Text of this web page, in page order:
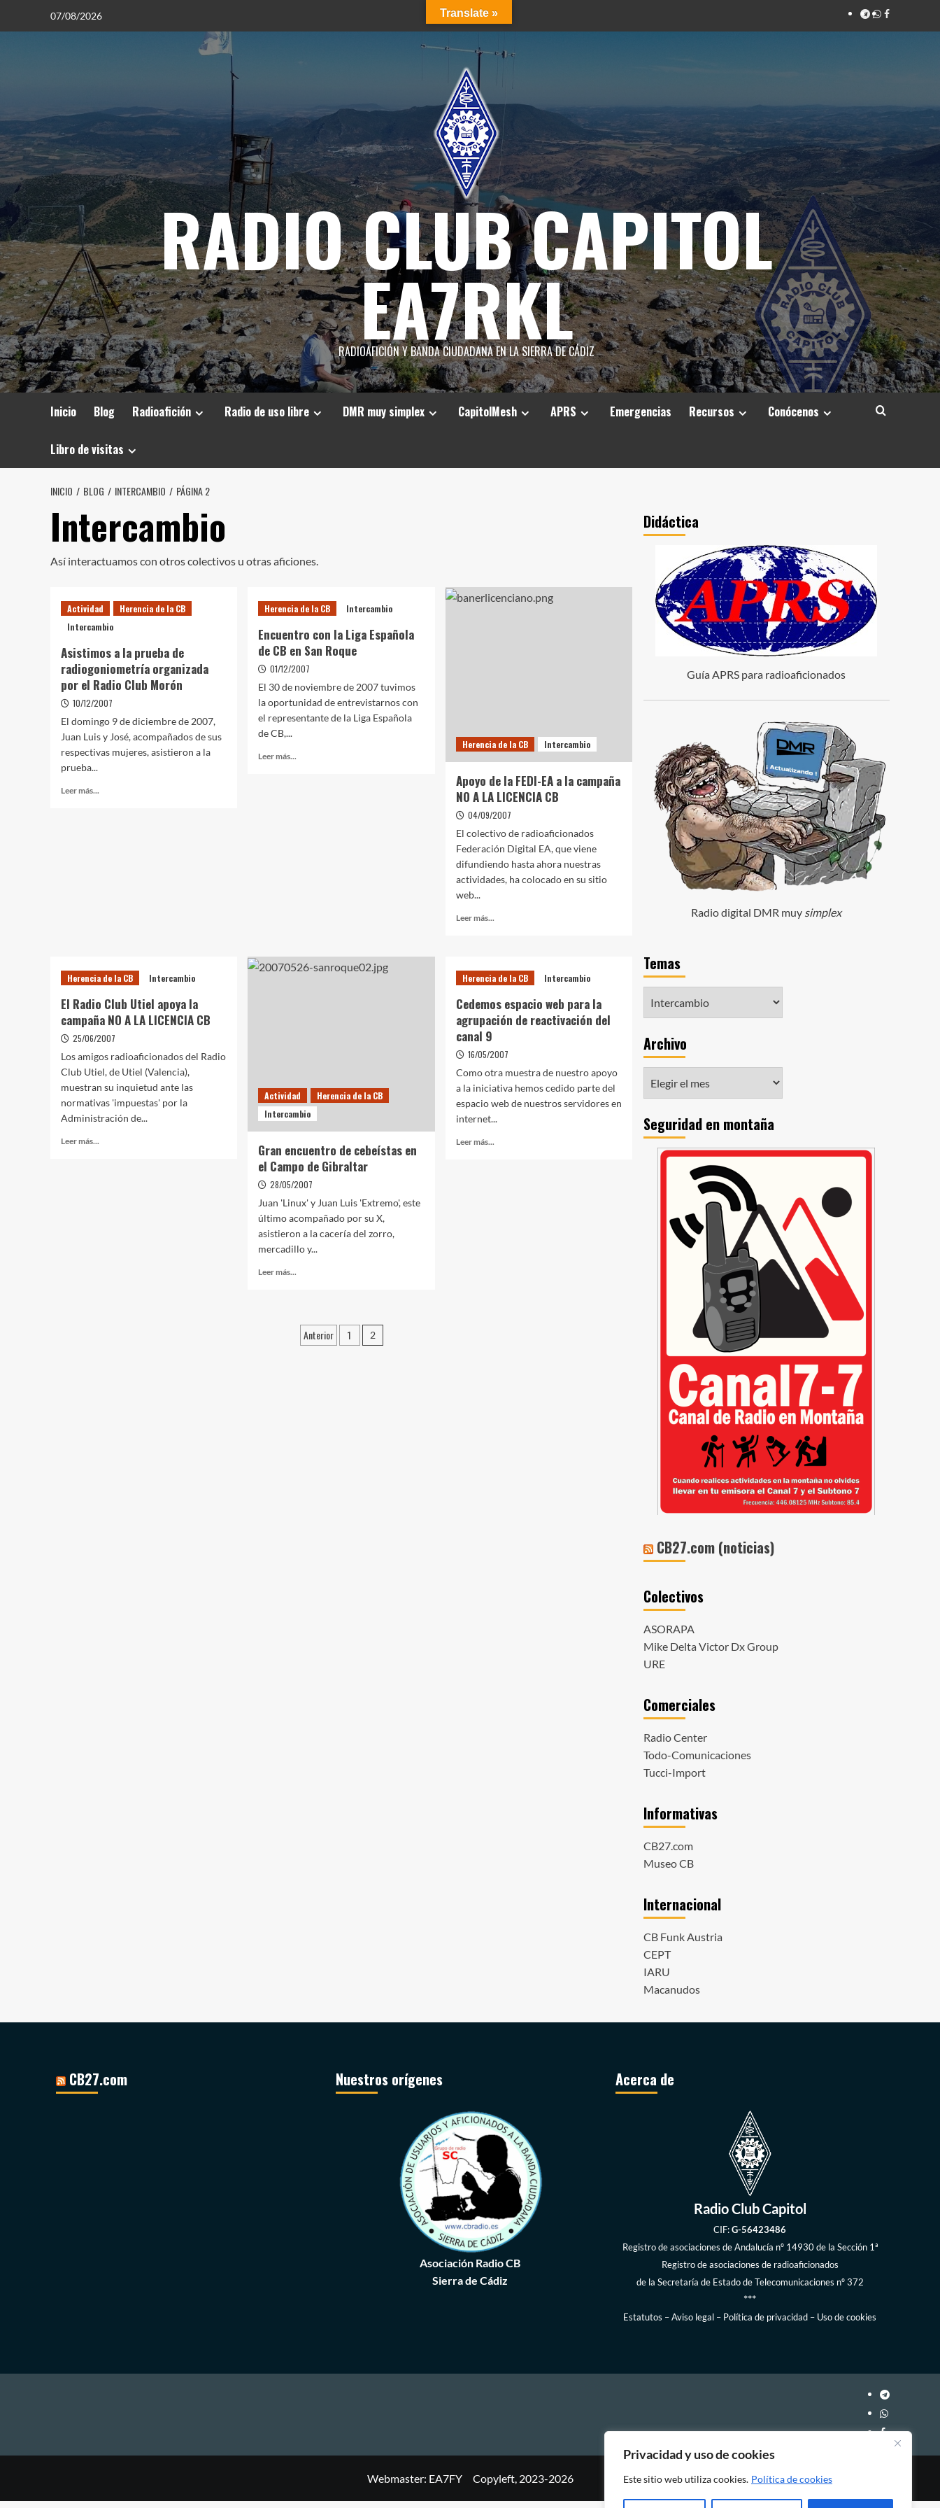
Privacidad y uso de cookies
Este sitio web utiliza cookies. Política de cookies
07/08/2026
RADIO CLUB CAPITOL
EA7RKL
RADIOAFICIÓN Y BANDA CIUDADANA EN LA SIERRA DE CÁDIZ
Inicio Blog Radioafición Radio de uso libre DMR muy simplex CapitolMesh APRS Emergencias Recursos Conócenos
Libro de visitas
INICIO BLOG INTERCAMBIO PÁGINA 2
Intercambio
Así interactuamos con otros colectivos u otras aficiones.
Actividad
Herencia de la CB
Intercambio
Asistimos a la prueba de
radiogoniometría organizada
por el Radio Club Morón
10/12/2007
El domingo 9 de diciembre de 2007,
Juan Luis y José, acompañados de sus
respectivas mujeres, asistieron a la
prueba...
Leer más...
Herencia de la CB Intercambio
Encuentro con la Liga Española
de CB en San Roque
01/12/2007
El 30 de noviembre de 2007 tuvimos
la oportunidad de entrevistarnos con
el representante de la Liga Española
de CB,...
Leer más...
Herencia de la CB Intercambio
Apoyo de la FEDI-EA a la campaña
NO A LA LICENCIA CB
04/09/2007
El colectivo de radioaficionados
Federación Digital EA, que viene
difundiendo hasta ahora nuestras
actividades, ha colocado en su sitio
web...
Leer más...
Herencia de la CB Intercambio
El Radio Club Utiel apoya la
campaña NO A LA LICENCIA CB
25/06/2007
Los amigos radioaficionados del Radio
Club Utiel, de Utiel (Valencia),
muestran su inquietud ante las
normativas 'impuestas' por la
Administración de...
Leer más...
Actividad
Herencia de la CB
Intercambio
Gran encuentro de cebeístas en
el Campo de Gibraltar
28/05/2007
Juan 'Linux' y Juan Luis 'Extremo', este
último acompañado por su X,
asistieron a la cacería del zorro,
mercadillo y...
Leer más...
Herencia de la CB Intercambio
Cedemos espacio web para la
agrupación de reactivación del
canal 9
16/05/2007
Como otra muestra de nuestro apoyo
a la iniciativa hemos cedido parte del
espacio web de nuestros servidores en
internet...
Leer más...
Anterior 1 2
Didáctica
Guía APRS para radioaficionados
Radio digital DMR muy simplex
Temas
Archivo
Seguridad en montaña
CB27.com (noticias)
Colectivos
ASORAPA
Mike Delta Victor Dx Group
URE
Comerciales
Radio Center
Todo-Comunicaciones
Tucci-Import
Informativas
CB27.com
Museo CB
Internacional
CB Funk Austria
CEPT
IARU
Macanudos
CB27.com Nuestros orígenes
Asociación Radio CB
Sierra de Cádiz
Acerca de
Radio Club Capitol
CIF:G-56423486
Registro de asociaciones de Andalucía nº 14930 de la Sección 1ª
Registro de asociaciones de radioaficionados
de la Secretaría de Estado de Telecomunicaciones nº 372
***
Estatutos –Aviso legal – Política de privacidad – Uso de cookies
Webmaster: EA7FY Copyleft, 2023-2026
Translate »